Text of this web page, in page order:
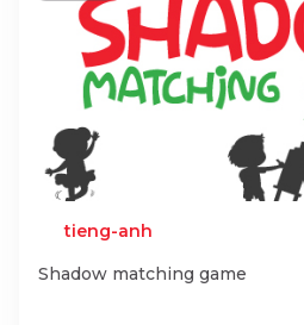
tieng-anh
Shadow matching game